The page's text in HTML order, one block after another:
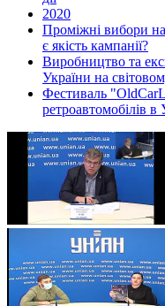
2020
Проміжні вибори
є якість кампанії?
Виробництво та
України на
Фестиваль
ретроавтомобілів в